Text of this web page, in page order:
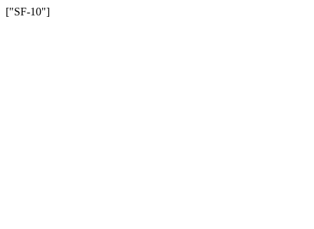
["SF-10"]